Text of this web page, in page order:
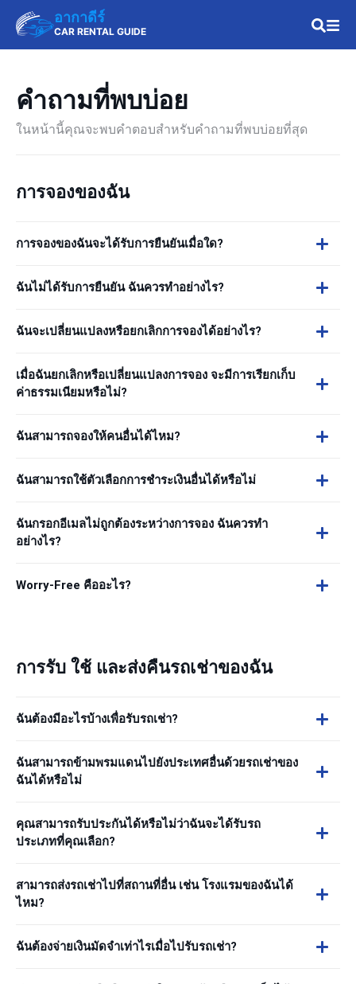
อากาดีร์
CAR RENTAL GUIDE
คำถามที่พบบ่อย
ในหน้านี้คุณจะพบคำตอบสำหรับคำถามที่พบบ่อยที่สุด
การจองของฉัน
การจองของฉันจะได้รับการยืนยันเมื่อใด?
ฉันไม่ได้รับการยืนยัน ฉันควรทำอย่างไร?
ฉันจะเปลี่ยนแปลงหรือยกเลิกการจองได้อย่างไร?
เมื่อฉันยกเลิกหรือเปลี่ยนแปลงการจอง จะมีการเรียกเก็บ
ค่าธรรมเนียมหรือไม่?
ฉันสามารถจองให้คนอื่นได้ไหม?
ฉันสามารถใช้ตัวเลือกการชำระเงินอื่นได้หรือไม่
ฉันกรอกอีเมลไม่ถูกต้องระหว่างการจอง ฉันควรทำ
อย่างไร?
Worry-Free คืออะไร?
การรับ ใช้ และส่งคืนรถเช่าของฉัน
ฉันต้องมีอะไรบ้างเพื่อรับรถเช่า?
ฉันสามารถข้ามพรมแดนไปยังประเทศอื่นด้วยรถเช่าของ
ฉันได้หรือไม่
คุณสามารถรับประกันได้หรือไม่ว่าฉันจะได้รับรถ
ประเภทที่คุณเลือก?
สามารถส่งรถเช่าไปที่สถานที่อื่น เช่น โรงแรมของฉันได้
ไหม?
ฉันต้องจ่ายเงินมัดจำเท่าไรเมื่อไปรับรถเช่า?